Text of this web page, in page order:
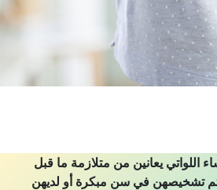
اللواتي يعانين من متلازمة ما قبل
تشخيصهن في سن مبكرة أو لديهن